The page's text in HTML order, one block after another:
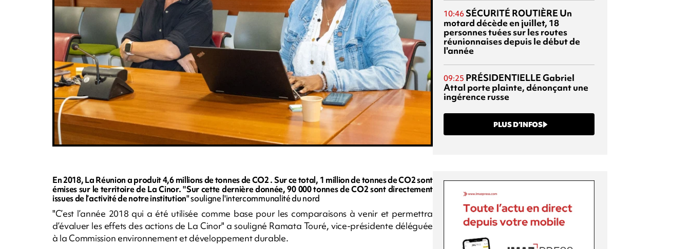
En 2018, La Réunion a produit 4,6 millions de tonnes de CO2 . Sur ce total, 1 million de tonnes de CO2 sont
émises sur le territoire de La Cinor. "Sur cette dernière donnée, 90 000 tonnes de CO2 sont directement
issues de l’activité de notre institution" souligne l'intercommunalité du nord
"C’est l’année 2018 qui a été utilisée comme base pour les comparaisons à venir et permettra
d’évaluer les effets des actions de La Cinor" a souligné Ramata Touré, vice-présidente déléguée
à la Commission environnement et développement durable.
10:46 SÉCURITÉ ROUTIÈRE Un
motard décède en juillet, 18
personnes tuées sur les routes
réunionnaises depuis le début de
l'année
09:25 PRÉSIDENTIELLEGabriel
Attal porte plainte, dénonçant une
ingérence russe
PLUS D’INFOS